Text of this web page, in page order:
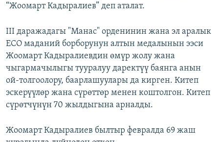
“Жоомарт Кадыралиев” деп аталат.
III даражадагы "Манас" орденинин жана эл аралык
ЕСО маданий борборунун алтын медалынын ээси
Жоомарт Кадыралиевдин өмүр жолу жана
чыгармачылыгы тууралуу даректүү баянга анын
ой-толгоолору, баарлашуулары да кирген. Китеп
эскерүүлөр жана сүрөттөр менен коштолгон. Китеп
сүрөтчүнүн 70 жылдыгына арналды.
Жоомарт Кадыралиев былтыр февралда 69 жаш